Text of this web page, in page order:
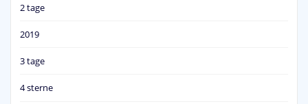
2 tage
2019
3 tage
4 sterne